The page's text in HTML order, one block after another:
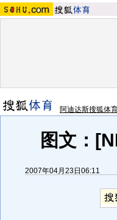
阿迪达斯搜狐体
图文：
2007年04月23日06:11